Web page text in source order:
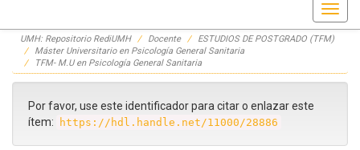
Skip
navigation
UMH: Repositorio RediUMH Docente
ESTUDIOS DE POSTGRADO (TFM)
Máster Universitario en Psicología General Sanitaria
TFM- M.U en Psicología General Sanitaria
Por favor, use este identificador para citar o enlazar este
ítem:
https://hdl.handle.net/11000/28886